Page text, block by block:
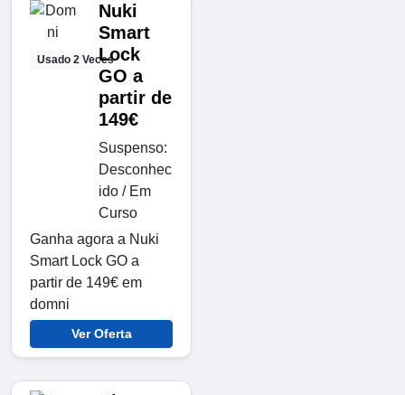
Usado 2 Veces
Nuki
Smart
Lock
GO a
partir de
149€
Suspenso:
Desconhec
ido / Em
Curso
Ganha agora a Nuki
Smart Lock GO a
partir de 149€ em
domni
Ver Oferta